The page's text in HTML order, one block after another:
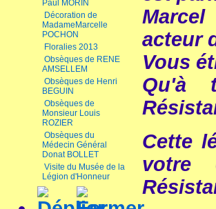
Paul MORIN
Décoration de
MadameMarcelle
POCHON
Floralies 2013
Obsèques de RENE
AMSELLEM
Obsèques de Henri
BEGUIN
Obsèques de
Monsieur Louis
ROZIER
Obsèques du
Médecin Général
Donat BOLLET
Visite du Musée de la
Légion d'Honneur
acteur
Vous
Qu'à
Cette
votre